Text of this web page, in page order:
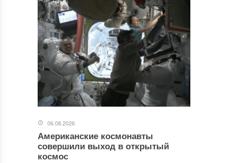
06.08.2026
Американские космонавты
совершили выход в открытый
космос